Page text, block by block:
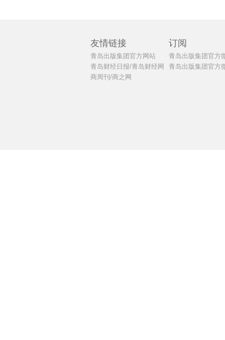
友情链接
青岛出版集团官方网站
青岛财经日报/青岛财经网
商周刊/商之网
订阅
青岛出版集团官方
青岛出版集团官方